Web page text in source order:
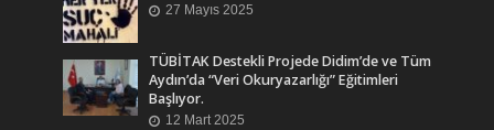
27 Mayıs 2025
TÜBİTAK Destekli Projede Didim’de ve Tüm
Aydın’da “Veri Okuryazarlığı” Eğitimleri
Başlıyor.
12 Mart 2025